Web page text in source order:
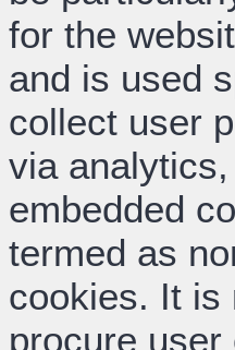
for the
and is used
collect user
via
embedded
termed as
cookies. It is
procure